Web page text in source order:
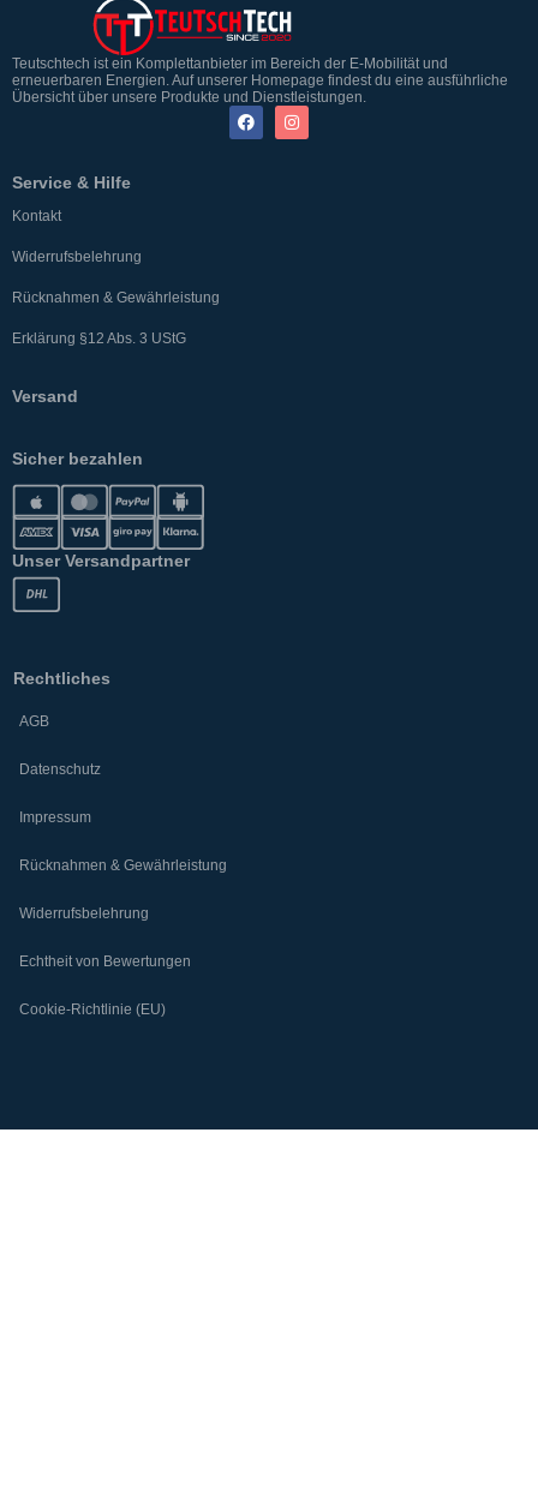
Teutschtech ist ein Komplettanbieter im Bereich der E-Mobilität und
erneuerbaren Energien. Auf unserer Homepage findest du eine ausführliche
Übersicht über unsere Produkte und Dienstleistungen.
Service & Hilfe
Kontakt
Widerrufsbelehrung
Rücknahmen & Gewährleistung
Erklärung §12 Abs. 3 UStG
Versand
Sicher bezahlen
Unser Versandpartner
Rechtliches
AGB
Datenschutz
Impressum
Rücknahmen & Gewährleistung
Widerrufsbelehrung
Echtheit von Bewertungen
Cookie-Richtlinie (EU)